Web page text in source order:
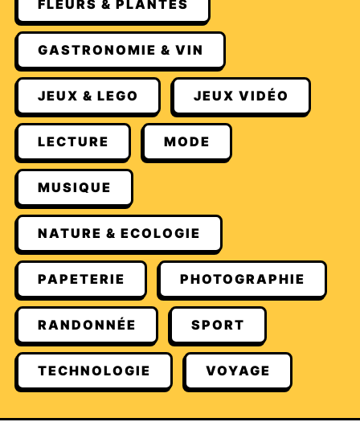
FLEURS & PLANTES
GASTRONOMIE & VIN
JEUX & LEGO JEUX VIDÉO
LECTURE MODE
MUSIQUE
NATURE & ECOLOGIE
PAPETERIE PHOTOGRAPHIE
RANDONNÉE SPORT
TECHNOLOGIE VOYAGE